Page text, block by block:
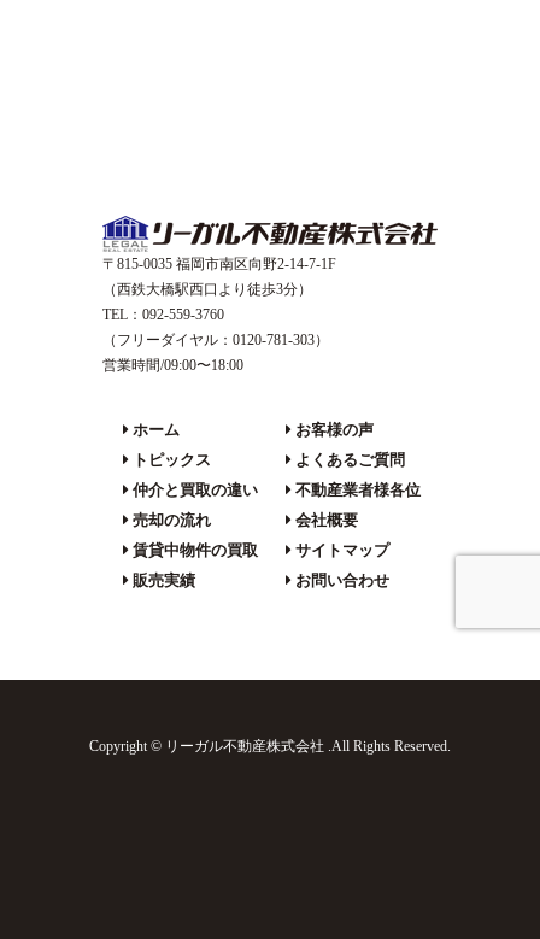
〒815-0035 福岡市南区向野2-14-7-1F
（西鉄大橋駅西口より徒歩3分）
TEL：092-559-3760
（フリーダイヤル：0120-781-303）
営業時間/09:00〜18:00
ホーム
トピックス
仲介と買取の違い
売却の流れ
賃貸中物件の買取
販売実績
お客様の声
よくあるご質問
不動産業者様各位
会社概要
サイトマップ
お問い合わせ
Copyright © リーガル不動産株式会社 .All Rights Reserved.